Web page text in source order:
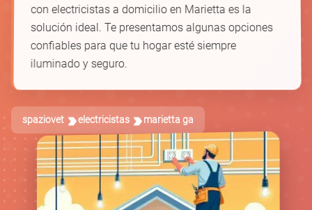
🛠️
🔋
con electricistas a domicilio en Marietta es la
solución ideal. Te presentamos algunas opciones
confiables para que tu hogar esté siempre
iluminado y seguro.
spaziovet electricistas marietta ga